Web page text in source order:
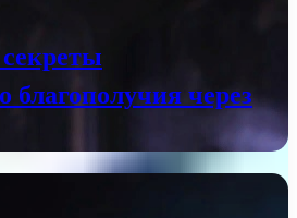
благополучия через